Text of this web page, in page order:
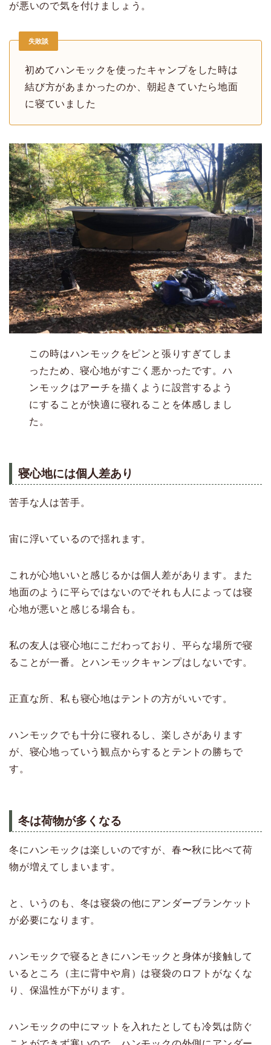
が悪いので気を付けましょう。
失敗談
初めてハンモックを使ったキャンプをした時は
結び方があまかったのか、朝起きていたら地面
に寝ていました
この時はハンモックをピンと張りすぎてしま
ったため、寝心地がすごく悪かったです。ハ
ンモックはアーチを描くように設営するよう
にすることが快適に寝れることを体感しまし
た。
寝心地には個人差あり
苦手な人は苦手。
宙に浮いているので揺れます。
これが心地いいと感じるかは個人差があります。また
地面のように平らではないのでそれも人によっては寝
心地が悪いと感じる場合も。
私の友人は寝心地にこだわっており、平らな場所で寝
ることが一番。とハンモックキャンプはしないです。
正直な所、私も寝心地はテントの方がいいです。
ハンモックでも十分に寝れるし、楽しさがあります
が、寝心地っていう観点からするとテントの勝ちで
す。
冬は荷物が多くなる
冬にハンモックは楽しいのですが、春〜秋に比べて荷
物が増えてしまいます。
と、いうのも、冬は寝袋の他にアンダーブランケット
が必要になります。
ハンモックで寝るときにハンモックと身体が接触して
いるところ（主に背中や肩）は寝袋のロフトがなくな
り、保温性が下がります。
ハンモックの中にマットを入れたとしても冷気は防ぐ